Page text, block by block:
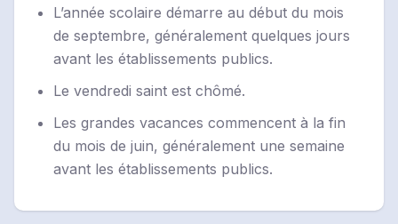
L’année scolaire démarre au début du mois
de septembre, généralement quelques jours
avant les établissements publics.
Le vendredi saint est chômé.
Les grandes vacances commencent à la fin
du mois de juin, généralement une semaine
avant les établissements publics.